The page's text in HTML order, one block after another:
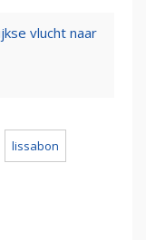
vlucht naar
lissabon